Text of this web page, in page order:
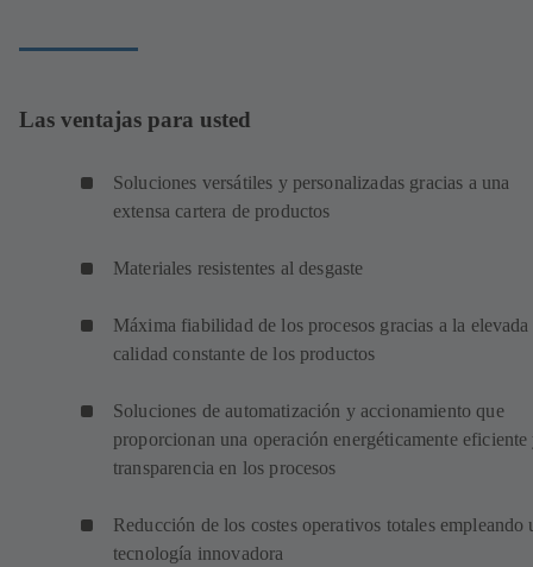
Las ventajas para usted
Soluciones versátiles y personalizadas gracias a una
extensa cartera de productos
Materiales resistentes al desgaste
Máxima fiabilidad de los procesos gracias a la elevada
calidad constante de los productos
Soluciones de automatización y accionamiento que
proporcionan una operación energéticamente eficiente
transparencia en los procesos
Reducción de los costes operativos totales empleando
tecnología innovadora